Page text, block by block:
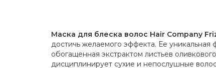
Маска для блеска волос Hair Company
достичь желаемого эффекта. Ее
обогащенная экстрактом листьев
дисциплинирует сухие и непослушные